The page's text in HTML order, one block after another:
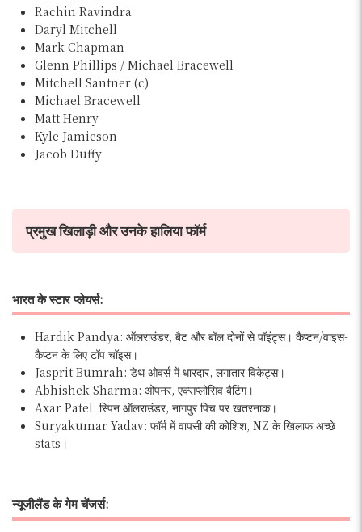
Rachin Ravindra
Daryl Mitchell
Mark Chapman
Glenn Phillips / Michael Bracewell
Mitchell Santner (c)
Michael Bracewell
Matt Henry
Kyle Jamieson
Jacob Duffy
प्रमुख खिलाड़ी और उनके हालिया फॉर्म
भारत के स्टार प्लेयर्स:
Hardik Pandya: ऑलराउंडर, बैट और बॉल दोनों से पॉइंट्स। कैप्टन/वाइस-
कैप्टन के लिए टॉप चॉइस।
Jasprit Bumrah: डेथ ओवर्स में धारदार, लगातार विकेट्स।
Abhishek Sharma: ओपनर, एक्सप्लोसिव बैटिंग।
Axar Patel: स्पिन ऑलराउंडर, नागपुर पिच पर खतरनाक।
Suryakumar Yadav: फॉर्म में वापसी की कोशिश, NZ के खिलाफ अच्छे
stats।
न्यूजीलैंड के गेम चेंजर्स: